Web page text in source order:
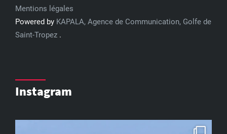
Mentions légales
Powered by KAPALA, Agence de Communication, Golfe de
Saint-Tropez .
Instagram